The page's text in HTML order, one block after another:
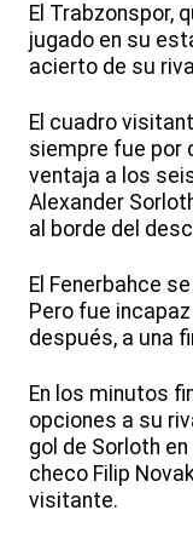
El Trabzonspor,
jugado en su
acierto de su
El cuadro
siempre fue por
ventaja a los
Alexander
al borde del
El Fenerbahce
Pero fue
después, a una
En los minutos
opciones a su
gol de Sorloth
checo Filip
visitante.